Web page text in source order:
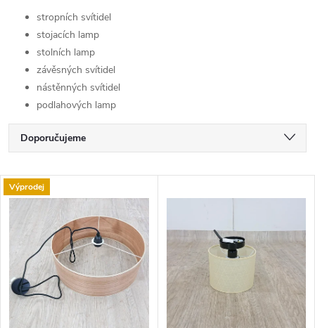
stropních svítidel
stojacích lamp
stolních lamp
závěsných svítidel
nástěnných svítidel
podlahových lamp
Ř
a
z
e
n
í
Doporučujeme
Nejdražší
Nejprodávanější
Abecedně
V
ý
p
i
Výprodej